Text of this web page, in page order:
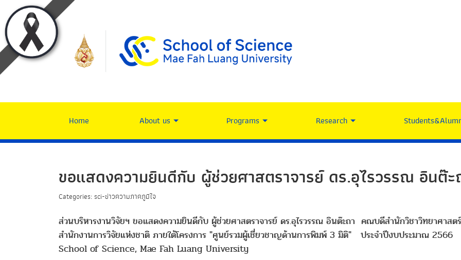
Home About us Programs Research
ขอแสดงความยินดีกับ ผู้ช่วยศาสตราจารย์ ดร.อุไรวรรณ อินต๊ะ
Categories: sci-ข่าวความภาคภูมิใจ
ส่วนบริหารงานวิจัยฯ ขอแสดงความยินดีกับ ผู้ช่วยศาสตราจารย์ ดร.อุไรวรรณ อินต๊ะถา คณบดีสำนักวิชาวิทยาศาส
สำนักงานการวิจัยแห่งชาติ ภายใต้โครงการ "ศูนย์รวมผู้เชี่ยวชาญด้านการพิมพ์ 3 มิติ" ประจำปีงบประมาณ 2566
School of Science, Mae Fah Luang University